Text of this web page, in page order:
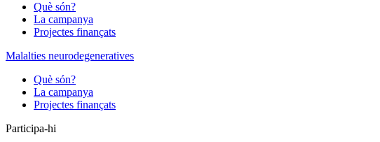
Què són?
La campanya
Projectes finançats
Malalties neurodegeneratives
Què són?
La campanya
Projectes finançats
Participa-hi